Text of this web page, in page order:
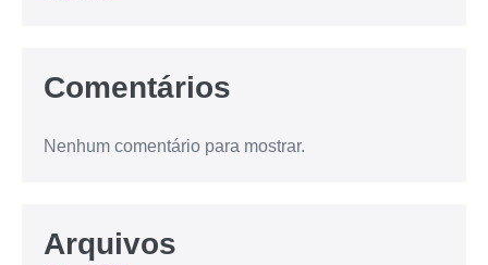
Comentários
Nenhum comentário para mostrar.
Arquivos